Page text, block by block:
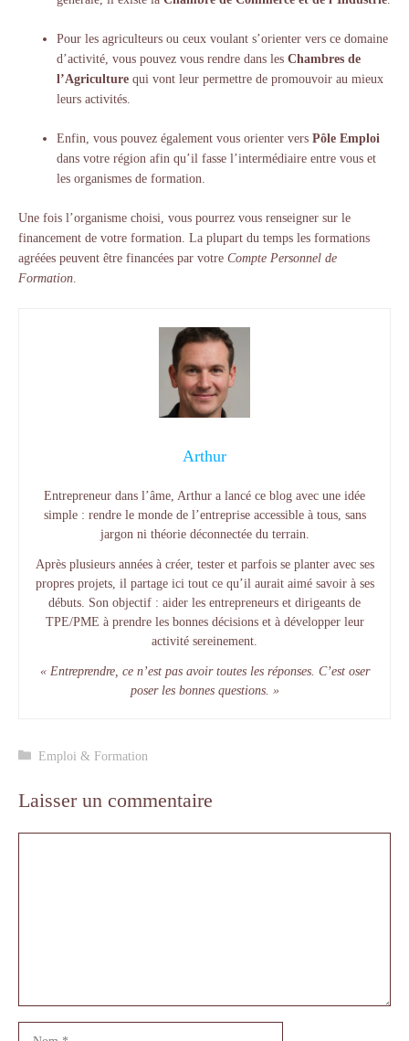
Pour les agriculteurs ou ceux voulant s’orienter vers ce domaine
d’activité, vous pouvez vous rendre dans les Chambres de
l’Agriculture qui vont leur permettre de promouvoir au mieux
leurs activités.
Enfin, vous pouvez également vous orienter vers Pôle Emploi
dans votre région afin qu’il fasse l’intermédiaire entre vous et
les organismes de formation.
Une fois l’organisme choisi, vous pourrez vous renseigner sur le
financement de votre formation. La plupart du temps les formations
agréées peuvent être financées par votre Compte Personnel de
Formation
Arthur
Entrepreneur dans l’âme, Arthur a lancé ce blog avec une idée
simple : rendre le monde de l’entreprise accessible à tous, sans
jargon ni théorie déconnectée du terrain.
Après plusieurs années à créer, tester et parfois se planter avec ses
propres projets, il partage ici tout ce qu’il aurait aimé savoir à ses
débuts. Son objectif : aider les entrepreneurs et dirigeants de
TPE/PME à prendre les bonnes décisions et à développer leur
activité sereinement.
« Entreprendre, ce n’est pas avoir toutes les réponses. C’est oser
poser les bonnes questions. »
Catégories
Emploi & Formation
Laisser un commentaire